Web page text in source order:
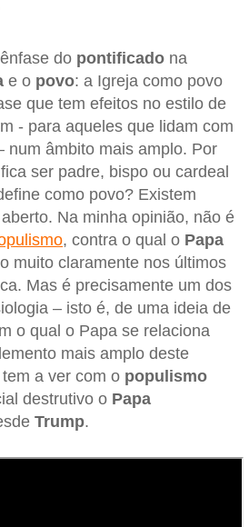
do pontificado na
e o povo: a Igreja como povo
que tem efeitos no estilo de
- para aqueles que lidam com
num âmbito mais amplo. Por
ser padre, bispo ou cardeal
como povo? Existem
Na minha opinião, não é
, contra o qual o Papa
muito claramente nos últimos
Mas é precisamente um dos
– isto é, de uma ideia de
o qual o Papa se relaciona
mais amplo deste
a ver com o populismo
destrutivo o Papa
Trump.